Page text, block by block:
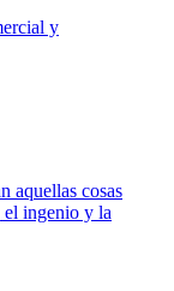
y
aquellas cosas
el ingenio y la